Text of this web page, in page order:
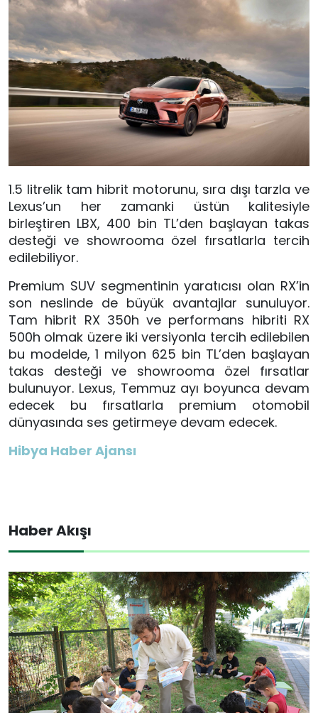
1.5 litrelik tam hibrit motorunu, sıra dışı tarzla ve
Lexus’un her zamanki üstün kalitesiyle
birleştiren LBX, 400 bin TL’den başlayan takas
desteği ve showrooma özel fırsatlarla tercih
edilebiliyor.
Premium SUV segmentinin yaratıcısı olan RX’in
son neslinde de büyük avantajlar sunuluyor.
Tam hibrit RX 350h ve performans hibriti RX
500h olmak üzere iki versiyonla tercih edilebilen
bu modelde, 1 milyon 625 bin TL’den başlayan
takas desteği ve showrooma özel fırsatlar
bulunuyor. Lexus, Temmuz ayı boyunca devam
edecek bu fırsatlarla premium otomobil
dünyasında ses getirmeye devam edecek.
Hibya Haber Ajansı
Haber Akışı